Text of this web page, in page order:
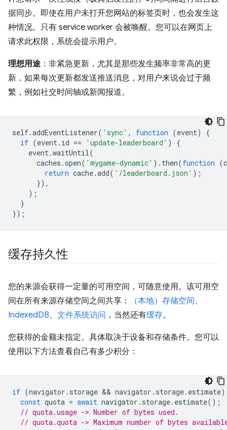
据同步。即使在用户未打开您网站的标签页时，也会发生这
种情况。只有 service worker 会被唤醒。您可以在网页上
请求此权限，系统会提示用户。
理想用途 ：非紧急更新，尤其是那些发生频率非常高的更
新，如果每次更新都发送推送消息，对用户来说会过于频
繁，例如社交时间轴或新闻报道。
self.addEventListener( 'sync' , function (event)
{
if (event. id == 'update-leaderboard' )
{
event.waitUntil(
caches .open( 'mygame-dynamic' ). then(function (
return cache.add( '/leaderboard.json' );
}),
);
}
});
缓存持久性
您的来源会获得一定量的可用空间，可随意使用。该可用空
间在所有来源存储空间之间共享：
（本地）存储空间 、
IndexedDB、 文件系统访问 ，当然还有缓存。
您获得的金额未指定。具体取决于设备和存储条件。您可以
使用以下方法查看自己有多少积分：
if (navigator . storage && navigator . storage. estimate)
const quota = await navigator . storage. estimate();
// quota.usage -> Number of bytes used.
// quota.quota -> Maximum number of bytes